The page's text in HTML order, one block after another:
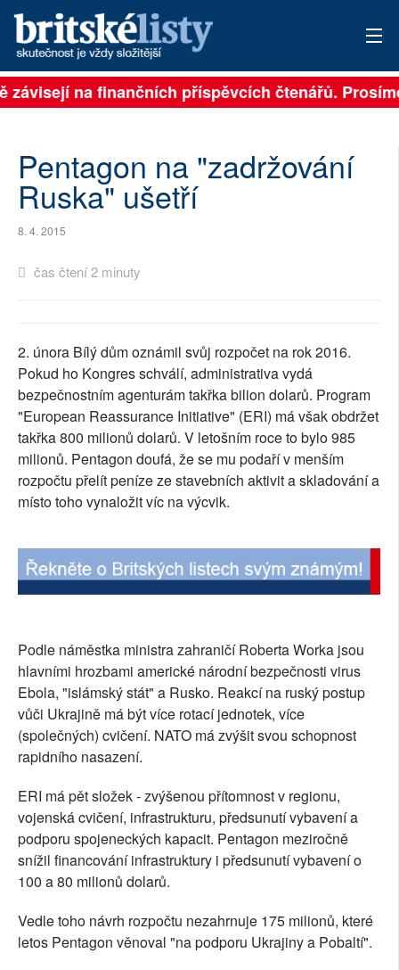
PŘIHLÁSIT
ARCHIV
PŘÍSPĚVKY NA PROVOZ
SOCIÁLNÍ SÍTĚ
RUBRIKY
PLNÁ VERZE STRÁNEK
na finančních příspěvcích čtenářů.
Pentagon na "zadržování
Ruska" ušetří
8. 4. 2015
čas čtení 2 minuty
2. února Bílý dům oznámil svůj rozpočet na rok 2016.
Pokud ho Kongres schválí, administrativa vydá
bezpečnostním agenturám takřka bilion dolarů. Program
"European Reassurance Initiative" (ERI) má však obdržet
takřka 800 milionů dolarů. V letošním roce to bylo 985
milionů. Pentagon doufá, že se mu podaří v menším
rozpočtu přelít peníze ze stavebních aktivit a skladování a
místo toho vynaložit víc na výcvik.
Podle náměstka ministra zahraničí Roberta Worka jsou
hlavními hrozbami americké národní bezpečnosti virus
Ebola, "islámský stát" a Rusko. Reakcí na ruský postup
vůči Ukrajině má být více rotací jednotek, více
(společných) cvičení. NATO má zvýšit svou schopnost
rapidního nasazení.
ERI má pět složek - zvýšenou přítomnost v regionu,
vojenská cvičení, infrastrukturu, předsunutí vybavení a
podporu spojeneckých kapacit. Pentagon meziročně
snížil financování infrastruktury i předsunutí vybavení o
100 a 80 milionů dolarů.
Vedle toho návrh rozpočtu nezahrnuje 175 milionů, které
letos Pentagon věnoval "na podporu Ukrajiny a Pobaltí".